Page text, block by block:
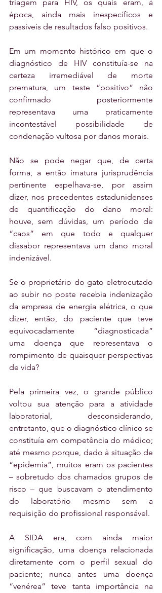
triagem para HIV, os quais eram, à
época, ainda mais inespecíficos e
passíveis de resultados falso positivos.
Em um momento histórico em que o
diagnóstico de HIV constituía-se na
certeza irremediável de morte
prematura, um teste “positivo” não
confirmado posteriormente
representava uma praticamente
incontestável possibilidade de
condenação vultosa por danos morais.
Não se pode negar que, de certa
forma, a então imatura jurisprudência
pertinente espelhava-se, por assim
dizer, nos precedentes estadunidenses
de quantificação do dano moral:
houve, sem dúvidas, um período de
“caos” em que todo e qualquer
dissabor representava um dano moral
indenizável.
Se o proprietário do gato eletrocutado
ao subir no poste recebia indenização
da empresa de energia elétrica, o que
dizer, então, do paciente que teve
equivocadamente “diagnosticada”
uma doença que representava o
rompimento de quaisquer perspectivas
de vida?
Pela primeira vez, o grande público
voltou sua atenção para a atividade
laboratorial, desconsiderando,
entretanto, que o diagnóstico clínico se
constituía em competência do médico;
até mesmo porque, dado à situação de
“epidemia”, muitos eram os pacientes
– sobretudo dos chamados grupos de
risco – que buscavam o atendimento
do laboratório mesmo sem a
requisição do profissional responsável.
A SIDA era, com ainda maior
significação, uma doença relacionada
diretamente com o perfil sexual do
paciente; nunca antes uma doença
“venérea” teve tanta importância na